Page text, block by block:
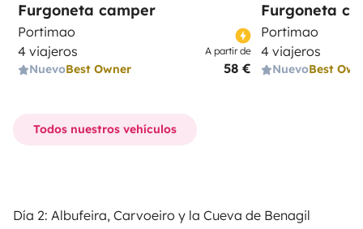
Furgoneta camper
Portimao
4 viajeros
NuevoBest Owner
A partir de
58 €
Furgoneta
Portimao
4 viajeros
NuevoBest
Todos nuestros vehículos
Día 2: Albufeira, Carvoeiro y la Cueva de Benagil